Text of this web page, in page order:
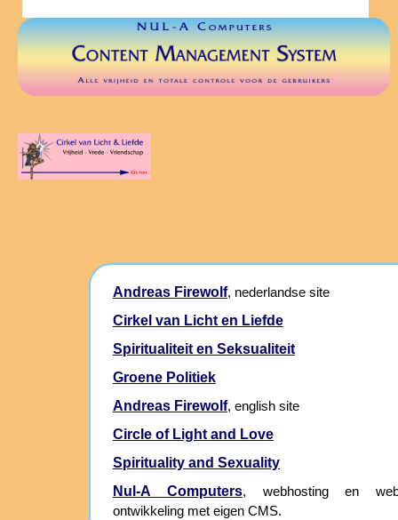
Andreas Firewolf, nederlandse site
Cirkel van Licht en Liefde
Spiritualiteit en Seksualiteit
Groene Politiek
Andreas Firewolf, english site
Circle of Light and Love
Spirituality and Sexuality
Nul-A Computers, webhosting en
ontwikkeling met eigen CMS.